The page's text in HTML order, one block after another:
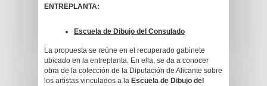
ENTREPLANTA:
Escuela de Dibujo del Consulado
La propuesta se reúne en el recuperado gabinete
ubicado en la entreplanta. En ella, se da a conocer
obra de la colección de la Diputación de Alicante sobre
los artistas vinculados a la Escuela de Dibujo del